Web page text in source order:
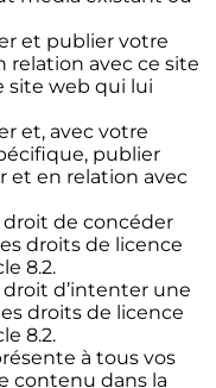
et publier votre
relation avec ce site
site web qui lui
et, avec votre
publier
et en relation avec
droit de concéder
droits de licence
8.2.
droit d’intenter une
droits de licence
8.2.
à tous vos
contenu dans la